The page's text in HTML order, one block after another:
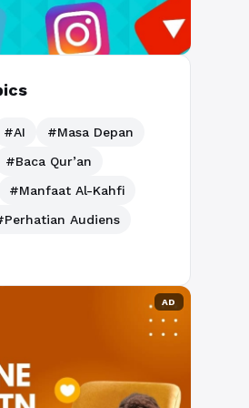
#AI
#Masa Depan
#Baca Qur’an
#Manfaat Al-Kahfi
Audiens
AD